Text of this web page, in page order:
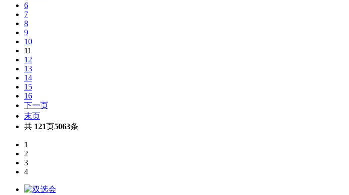
6
7
8
9
10
11
12
13
14
15
16
下一页
末页
共 121页5063条
1
2
3
4